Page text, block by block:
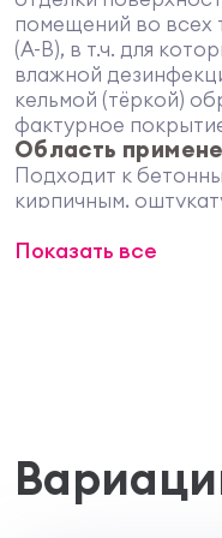
помещений во всех
(А-В), в т.ч. для
влажной
кельмой (тёркой)
фактурное
Область
Подходит к
кирпичным,
Свойства:
образует
Подготовка
Показать все